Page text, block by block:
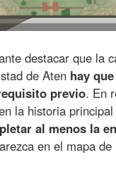
destacar que la
de Aten hay
previo. En
la historia
al menos la
en el mapa